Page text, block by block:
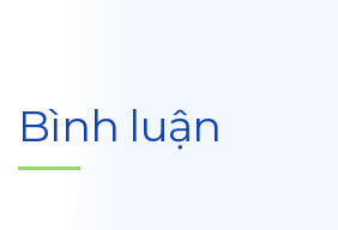
Bình luận